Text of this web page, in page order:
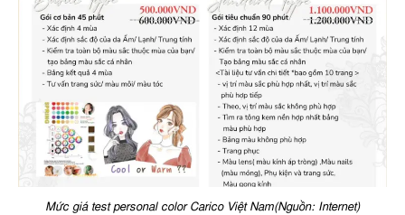
Mức giá test personal color Carico Việt Nam(Nguồn: Internet)